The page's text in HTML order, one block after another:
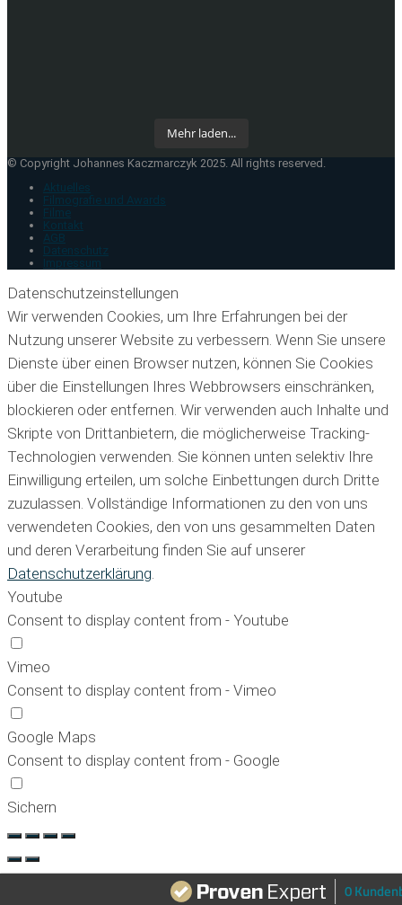
0
Mehr laden...
© Copyright Johannes Kaczmarczyk 2025. All rights reserved.
Aktuelles
Filmografie und Awards
Filme
Kontakt
AGB
Datenschutz
Impressum
Datenschutzeinstellungen
Wir verwenden Cookies, um Ihre Erfahrungen bei der
Nutzung unserer Website zu verbessern. Wenn Sie unsere
Dienste über einen Browser nutzen, können Sie Cookies
über die Einstellungen Ihres Webbrowsers einschränken,
blockieren oder entfernen. Wir verwenden auch Inhalte und
Skripte von Drittanbietern, die möglicherweise Tracking-
Technologien verwenden. Sie können unten selektiv Ihre
Einwilligung erteilen, um solche Einbettungen durch Dritte
zuzulassen. Vollständige Informationen zu den von uns
verwendeten Cookies, den von uns gesammelten Daten
und deren Verarbeitung finden Sie auf unserer
Datenschutzerklärung.
Youtube
Consent to display content from - Youtube
Vimeo
Consent to display content from - Vimeo
Google Maps
Consent to display content from - Google
Sichern